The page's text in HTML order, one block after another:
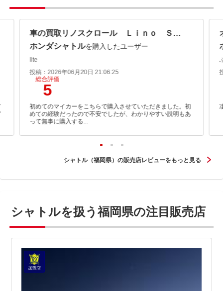
車の買取リノスクロール Ｌｉｎｏ Ｓｃｒｏｌｌ
ホンダシャトルを購入したユーザー
lite
投稿：2026年06月20日 21:06:25
総合評価
5
初めてのマイカーをこちらで購入させていただきました。初
めての経験だったので不安でしたが、わかりやすい説明もあ
って無事に購入する...
シャトル（福岡県）の販売店レビューをもっと見る
シャトルを扱う福岡県の注目販売店